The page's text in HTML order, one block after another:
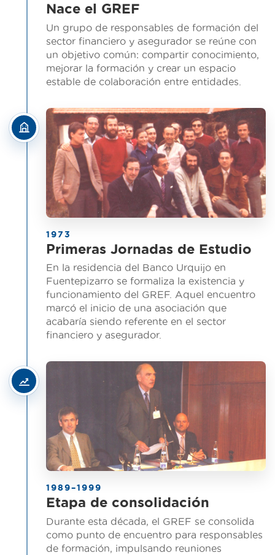
Nace el GREF
Un grupo de responsables de formación del
sector financiero y asegurador se reúne con
un objetivo común: compartir conocimiento,
mejorar la formación y crear un espacio
estable de colaboración entre entidades.
1973
Primeras Jornadas de Estudio
En la residencia del Banco Urquijo en
Fuentepizarro se formaliza la existencia y
funcionamiento del GREF. Aquel encuentro
marcó el inicio de una asociación que
acabaría siendo referente en el sector
financiero y asegurador.
1989–1999
Etapa de consolidación
Durante esta década, el GREF se consolida
como punto de encuentro para responsables
de formación, impulsando reuniones